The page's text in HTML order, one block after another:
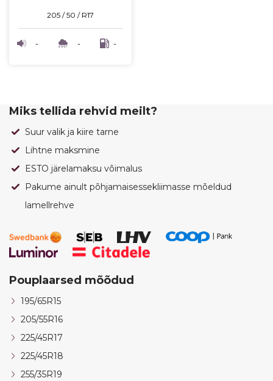
205 / 50 / R17
- - -
Miks tellida rehvid meilt?
Suur valik ja kiire tarne
Lihtne maksmine
ESTO järelamaksu võimalus
Pakume ainult põhjamaisessekliimasse mõeldud
lamellrehve
Pouplaarsed mõõdud
195/65R15
205/55R16
225/45R17
225/45R18
255/35R19